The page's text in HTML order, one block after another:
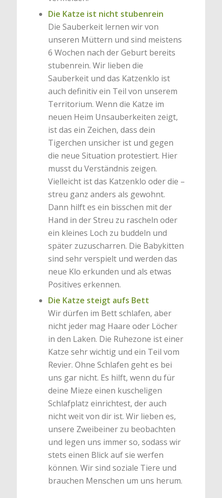
Die Katze ist nicht stubenrein
Die Sauberkeit lernen wir von
unseren Müttern und sind meistens
6 Wochen nach der Geburt bereits
stubenrein. Wir lieben die
Sauberkeit und das Katzenklo ist
auch definitiv ein Teil von unserem
Territorium. Wenn die Katze im
neuen Heim Unsauberkeiten zeigt,
ist das ein Zeichen, dass dein
Tigerchen unsicher ist und gegen
die neue Situation protestiert. Hier
musst du Verständnis zeigen.
Vielleicht ist das Katzenklo oder die –
streu ganz anders als gewohnt.
Dann hilft es ein bisschen mit der
Hand in der Streu zu rascheln oder
ein kleines Loch zu buddeln und
später zuzuscharren. Die Babykitten
sind sehr verspielt und werden das
neue Klo erkunden und als etwas
Positives erkennen.
Die Katze steigt aufs Bett
Wir dürfen im Bett schlafen, aber
nicht jeder mag Haare oder Löcher
in den Laken. Die Ruhezone ist einer
Katze sehr wichtig und ein Teil vom
Revier. Ohne Schlafen geht es bei
uns gar nicht. Es hilft, wenn du für
deine Mieze einen kuscheligen
Schlafplatz einrichtest, der auch
nicht weit von dir ist. Wir lieben es,
unsere Zweibeiner zu beobachten
und legen uns immer so, sodass wir
stets einen Blick auf sie werfen
können. Wir sind soziale Tiere und
brauchen Menschen um uns herum.